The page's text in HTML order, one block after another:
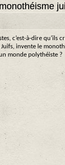
c’est-à-dire
Juifs, invente le
monde polythéiste ?